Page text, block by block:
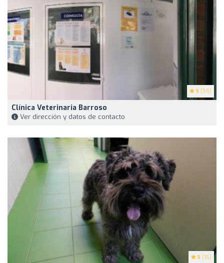
5 (59)
Clínica Veterinaria Barroso
Ver dirección y datos de contacto
5 (15)